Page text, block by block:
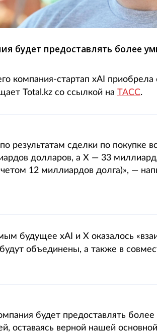
будет предоставлять более
компания-стартап xAI
Total.kz со ссылкой на ТАСС.
результатам сделки по покупке
долларов, а X — 33
12 миллиардов долга)», —
будущее xAI и X оказалось
объединены, а также в
будет предоставлять
оставаясь верной нашей